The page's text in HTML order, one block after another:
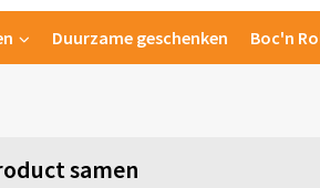
Duurzame geschenken Boc'n
samen